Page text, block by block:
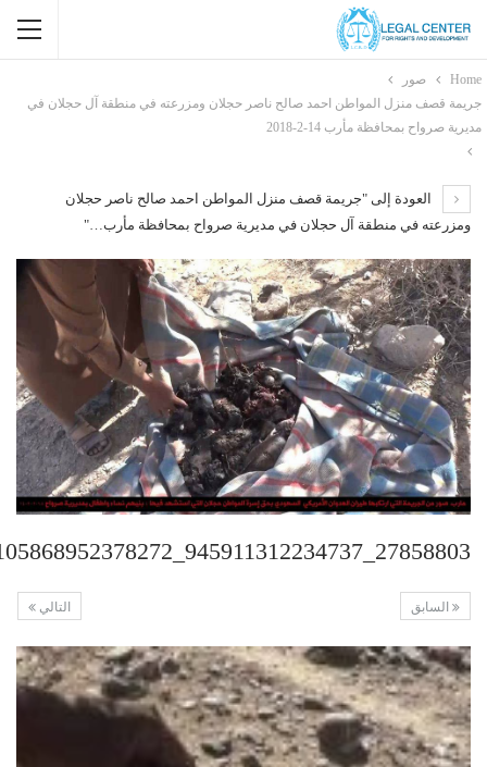
Home
صور
جريمة قصف منزل المواطن احمد صالح ناصر حجلان ومزرعته في منطقة آل حجلان في
مديرية صرواح بمحافظة مأرب 14-2-2018
العودة إلى "جريمة قصف منزل المواطن احمد صالح ناصر حجلان
ومزرعته في منطقة آل حجلان في مديرية صرواح بمحافظة مأرب…"
27858803_945911312234737_629105868952378272_n
التالي السابق